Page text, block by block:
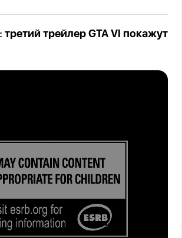
трейлер GTA VI покажут